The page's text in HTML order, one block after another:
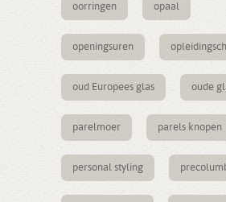
oorringen opaal
openingsuren
oud Europees glas oude
parelmoer parels knopen
personal styling